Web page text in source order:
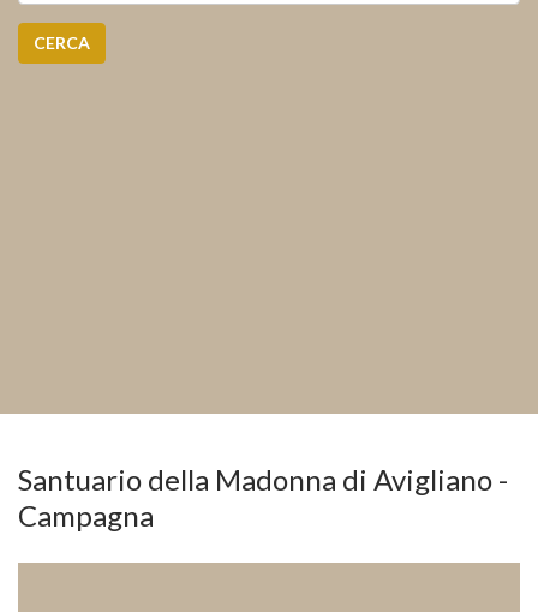
CERCA
Santuario della Madonna di Avigliano -
Campagna